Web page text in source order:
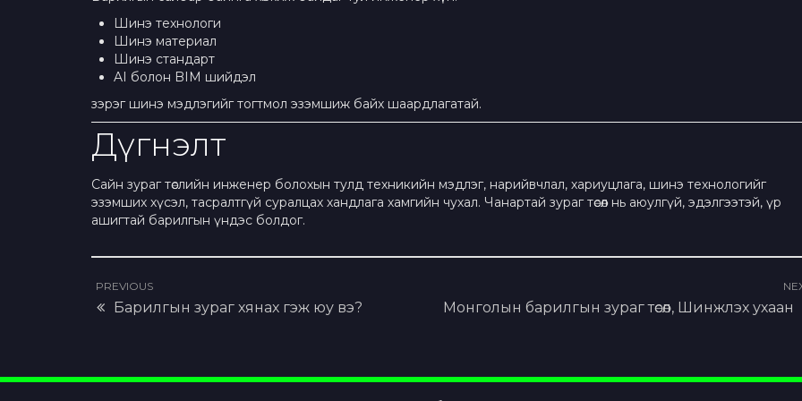
Шинэ технологи
Шинэ материал
Шинэ стандарт
AI болон BIM шийдэл
зэрэг шинэ мэдлэгийг тогтмол эзэмшиж байх шаардлагатай.
Дүгнэлт
Сайн зураг төслийн инженер болохын тулд техникийн мэдлэг, нарийвчлал, хариуцлага, шинэ технологийг
эзэмших хүсэл, тасралтгүй суралцах хандлага хамгийн чухал. Чанартай зураг төсөл нь аюулгүй, эдэлгээтэй, үр
ашигтай барилгын үндэс болдог.
PREVIOUS
Барилгын зураг хянах гэж юу вэ? Монголын барилгын зураг төсөл, Шинжлэх ухаан